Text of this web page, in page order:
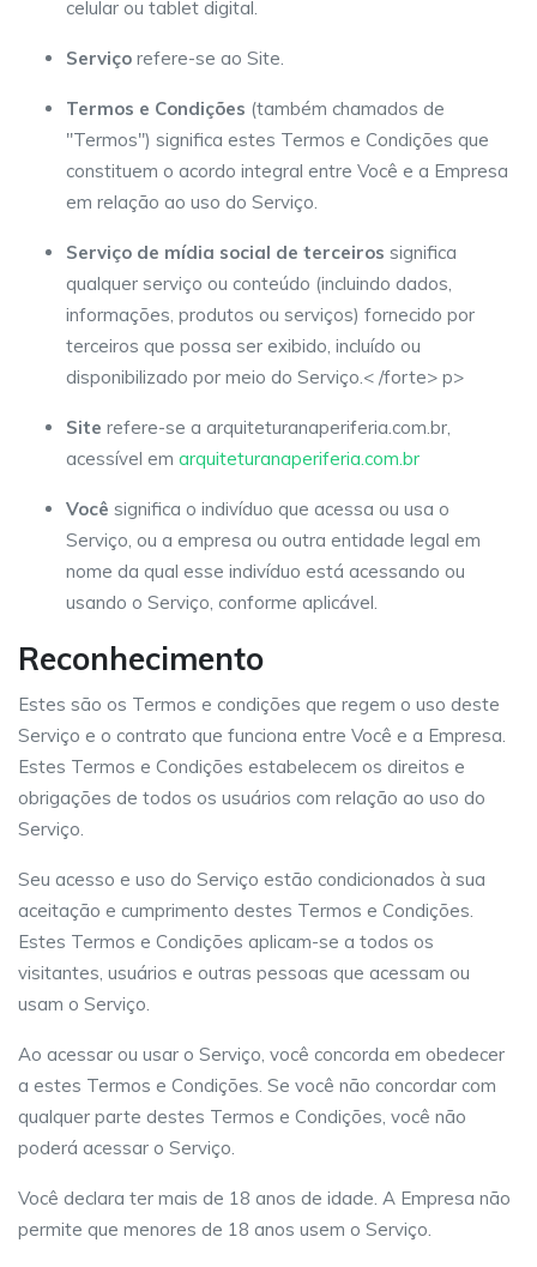
celular ou tablet digital.
Serviço refere-se ao Site.
Termos e Condições (também chamados de
"Termos") significa estes Termos e Condições que
constituem o acordo integral entre Você e a Empresa
em relação ao uso do Serviço.
Serviço de mídia social de terceiros significa
qualquer serviço ou conteúdo (incluindo dados,
informações, produtos ou serviços) fornecido por
terceiros que possa ser exibido, incluído ou
disponibilizado por meio do Serviço.< /forte> p>
Site refere-se a arquiteturanaperiferia.com.br,
acessível em arquiteturanaperiferia.com.br
Você significa o indivíduo que acessa ou usa o
Serviço, ou a empresa ou outra entidade legal em
nome da qual esse indivíduo está acessando ou
usando o Serviço, conforme aplicável.
Reconhecimento
Estes são os Termos e condições que regem o uso deste
Serviço e o contrato que funciona entre Você e a Empresa.
Estes Termos e Condições estabelecem os direitos e
obrigações de todos os usuários com relação ao uso do
Serviço.
Seu acesso e uso do Serviço estão condicionados à sua
aceitação e cumprimento destes Termos e Condições.
Estes Termos e Condições aplicam-se a todos os
visitantes, usuários e outras pessoas que acessam ou
usam o Serviço.
Ao acessar ou usar o Serviço, você concorda em obedecer
a estes Termos e Condições. Se você não concordar com
qualquer parte destes Termos e Condições, você não
poderá acessar o Serviço.
Você declara ter mais de 18 anos de idade. A Empresa não
permite que menores de 18 anos usem o Serviço.